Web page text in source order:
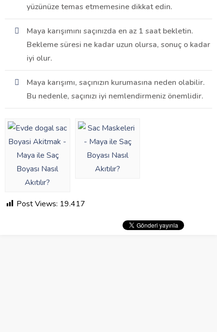
yüzünüze temas etmemesine dikkat edin.
Maya karışımını saçınızda en az 1 saat bekletin.
Bekleme süresi ne kadar uzun olursa, sonuç o kadar
iyi olur.
Maya karışımı, saçınızın kurumasına neden olabilir.
Bu nedenle, saçınızı iyi nemlendirmeniz önemlidir.
Post Views: 19.417